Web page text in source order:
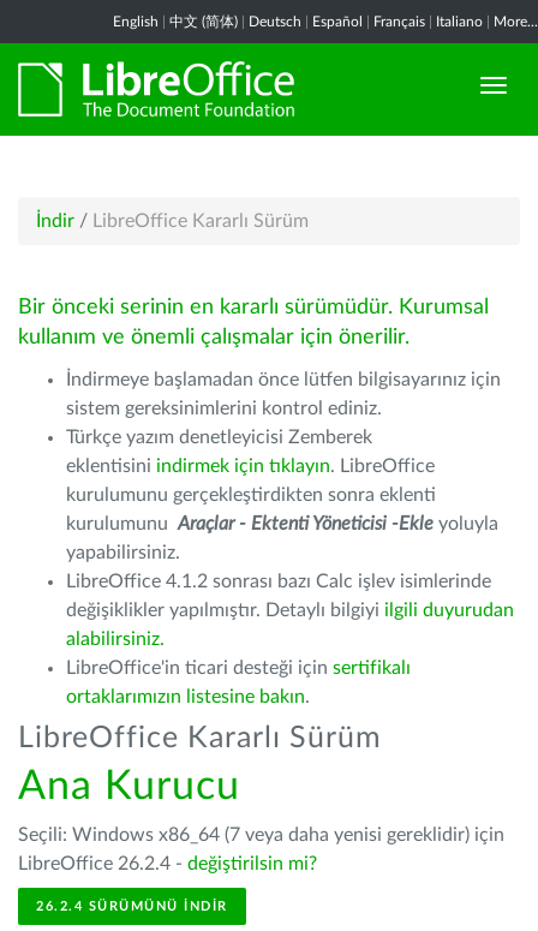
English 中文 (简体) Deutsch Español Français Italiano More...
İndir / LibreOffice Kararlı Sürüm
Bir önceki serinin en kararlı sürümüdür. Kurumsal
kullanım ve önemli çalışmalar için önerilir.
İndirmeye başlamadan önce lütfen bilgisayarınız için
sistem gereksinimlerini kontrol ediniz.
Türkçe yazım denetleyicisi Zemberek
eklentisini indirmek için tıklayın. LibreOffice
kurulumunu gerçekleştirdikten sonra eklenti
kurulumunu Araçlar - Ektenti Yöneticisi -Ekle yoluyla
yapabilirsiniz.
LibreOffice 4.1.2 sonrası bazı Calc işlev isimlerinde
değişiklikler yapılmıştır. Detaylı bilgiyi ilgili duyurudan
alabilirsiniz.
LibreOffice'in ticari desteği için sertifikalı
ortaklarımızın listesine bakın.
LibreOffice Kararlı Sürüm
Ana Kurucu
Seçili: Windows x86_64 (7 veya daha yenisi gereklidir) için
LibreOffice 26.2.4 - değiştirilsin mi?
26.2.4 SÜRÜMÜNÜ İNDIR